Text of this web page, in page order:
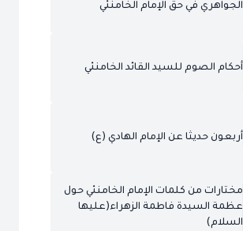
الجواهري في حق الإمام الخامنئي
أحكام الصوم للسيد القائد الخامنئي
أربعون حديثا عن الإمام الهادي (ع)
مختارات من كلمات الإمام الخامنئي حول
عظمة السيدة فاطمة الزهراء(عليها
السلام)